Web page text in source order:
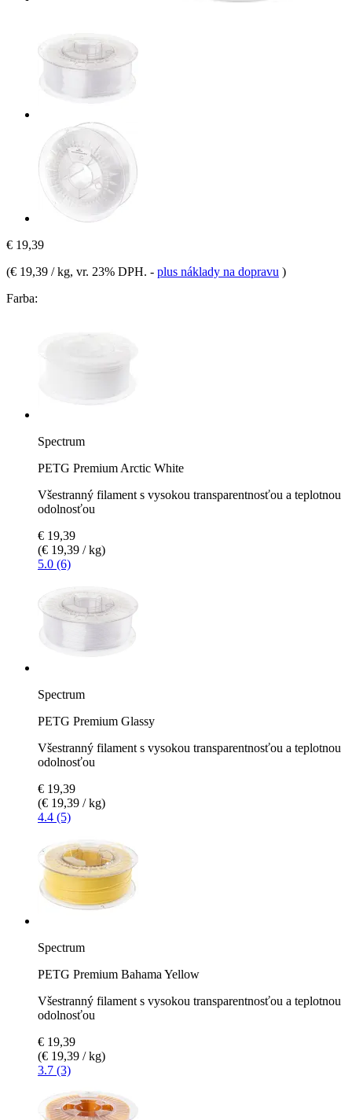
€ 19,39
(€ 19,39 / kg, vr. 23% DPH. - plus náklady na dopravu )
Farba:
Spectrum
PETG Premium Arctic White
Všestranný filament s vysokou transparentnosťou a teplotnou
odolnosťou
€ 19,39
(€ 19,39 / kg)
5.0 (6)
Spectrum
PETG Premium Glassy
Všestranný filament s vysokou transparentnosťou a teplotnou
odolnosťou
€ 19,39
(€ 19,39 / kg)
4.4 (5)
Spectrum
PETG Premium Bahama Yellow
Všestranný filament s vysokou transparentnosťou a teplotnou
odolnosťou
€ 19,39
(€ 19,39 / kg)
3.7 (3)